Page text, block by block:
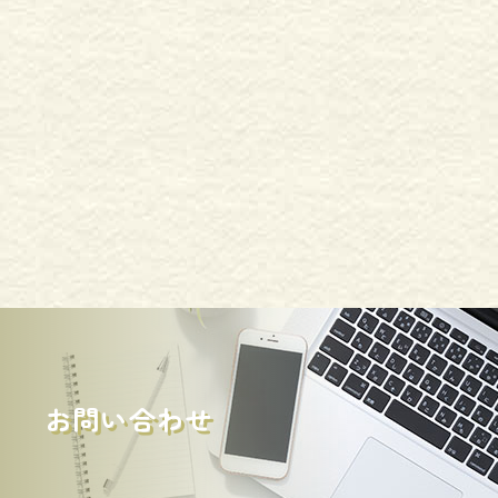
お問い合わせ